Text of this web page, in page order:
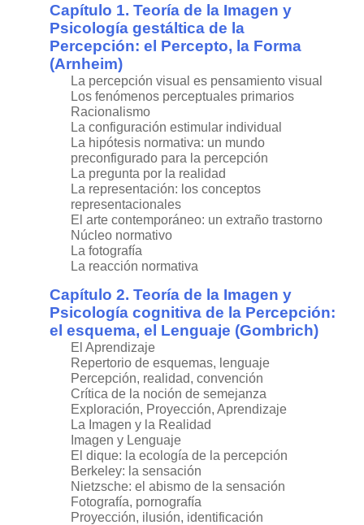
Capítulo 1. Teoría de la Imagen y
Psicología gestáltica de la
Percepción: el Percepto, la Forma
(Arnheim)
La percepción visual es pensamiento visual
Los fenómenos perceptuales primarios
Racionalismo
La configuración estimular individual
La hipótesis normativa: un mundo
preconfigurado para la percepción
La pregunta por la realidad
La representación: los conceptos
representacionales
El arte contemporáneo: un extraño trastorno
Núcleo normativo
La fotografía
La reacción normativa
Capítulo 2. Teoría de la Imagen y
Psicología cognitiva de la Percepción:
el esquema, el Lenguaje (Gombrich)
El Aprendizaje
Repertorio de esquemas, lenguaje
Percepción, realidad, convención
Crítica de la noción de semejanza
Exploración, Proyección, Aprendizaje
La Imagen y la Realidad
Imagen y Lenguaje
El dique: la ecología de la percepción
Berkeley: la sensación
Nietzsche: el abismo de la sensación
Fotografía, pornografía
Proyección, ilusión, identificación